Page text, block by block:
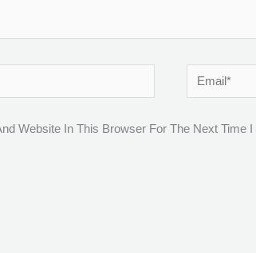
Email*
Website In This Browser For The Next Time